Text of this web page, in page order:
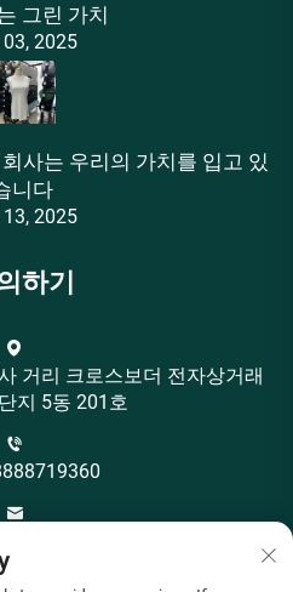
그린 가치
2025
사는 우리의 가치를 입고 있
니다
2025
하기
거리 크로스보더 전자상거래
지 5동 201호